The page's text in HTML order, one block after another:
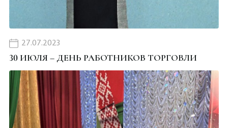
27.07.2023
30 ИЮЛЯ – ДЕНЬ РАБОТНИКОВ ТОРГОВЛИ